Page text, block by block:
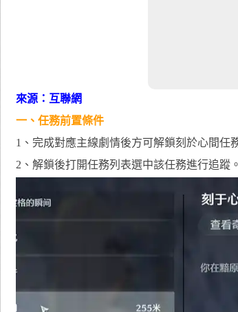
來源：互聯網
一、任務前置條件
1、完成對應主線劇情後方可解鎖刻於心間任
2、解鎖後打開任務列表選中該任務進行追蹤。